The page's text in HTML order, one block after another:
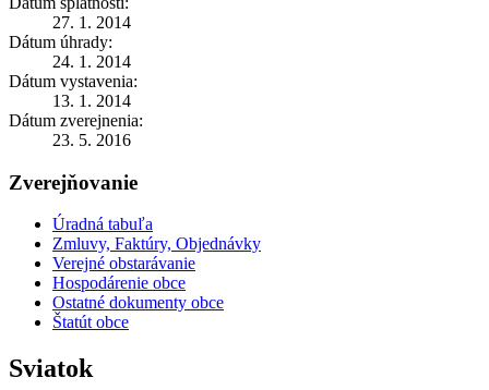
27. 1. 2014
Dátum úhrady:
24. 1. 2014
Dátum vystavenia:
13. 1. 2014
Dátum zverejnenia:
23. 5. 2016
Zverejňovanie
Úradná tabuľa
Zmluvy, Faktúry, Objednávky
Verejné obstarávanie
Hospodárenie obce
Ostatné dokumenty obce
Štatút obce
Sviatok